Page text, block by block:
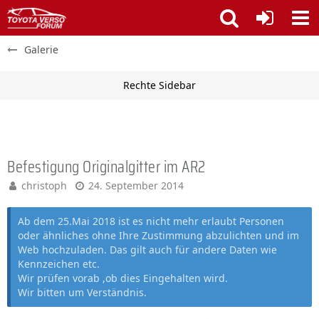
Galerie
Befestigung Originalgitter im AR2
christoph 24. September 2014
Ab dem 25.Mai 2018 ist es nicht mehr erlaubt Personen
oder ähnliches ohne Ihre Zustimmung abzulichten und im
Web hochzuladen. Das gilt auch für andere Daten wie
Kennzeichen etc.
Wir prüfen vorab ,ob dies Eingehalten wird.
Wir bitten um Verständnis.